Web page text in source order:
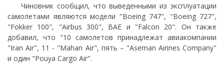
Чиновник сообщил, что выведенными из эксплуатации
самолетами являются модели "Boeing 747", "Boeing 727",
"Fokker 100", "Airbus 300", BAE и "Falcon 20". Он также
добавил, что "10 самолетов принадлежат авиакомпании
"Iran Air", 11 - "Mahan Air", пять – "Aseman Airines Company"
и один "Pouya Cargo Air".